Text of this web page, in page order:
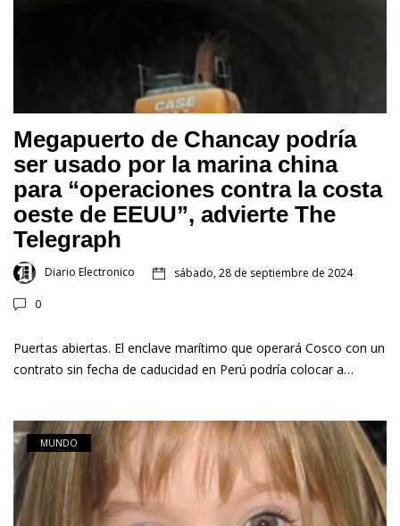
Megapuerto de Chancay podría
ser usado por la marina china
para “operaciones contra la costa
oeste de EEUU”, advierte The
Telegraph
Diario Electronico sábado, 28 de septiembre de 2024
0
Puertas abiertas. El enclave marítimo que operará Cosco con un
contrato sin fecha de caducidad en Perú podría colocar a…
MUNDO